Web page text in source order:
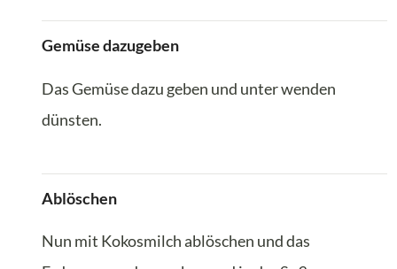
Gemüse dazugeben
Das Gemüse dazu geben und unter wenden
dünsten.
Ablöschen
Nun mit Kokosmilch ablöschen und das